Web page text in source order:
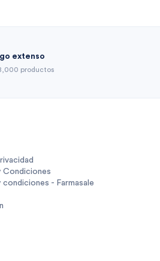
extenso
productos
Condiciones
condiciones - Farmasale